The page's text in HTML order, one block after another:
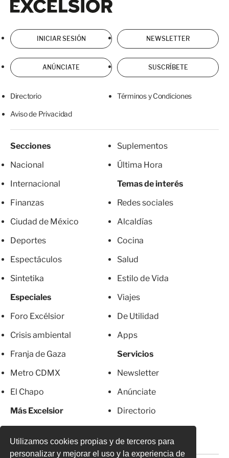
Utilizamos cookies propias y de terceros para
personalizar y mejorar el uso y la experiencia de
INICIAR SESIÓN NEWSLETTER
ANÚNCIATE SUSCRÍBETE
Directorio Términos y Condiciones
Aviso de Privacidad
Secciones
Nacional
Internacional
Finanzas
Ciudad de México
Deportes
Espectáculos
Sintetika
Especiales
Foro Excélsior
Crisis ambiental
Franja de Gaza
Metro CDMX
El Chapo
Más Excelsior
Suplementos
Última Hora
Temas de interés
Redes sociales
Alcaldías
Cocina
Salud
Estilo de Vida
Viajes
De Utilidad
Apps
Servicios
Newsletter
Anúnciate
Directorio